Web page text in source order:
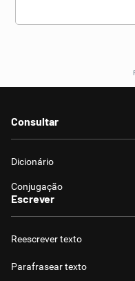
Consultar
Dicionário
Conjugação
Escrever
Reescrever texto
Parafrasear texto